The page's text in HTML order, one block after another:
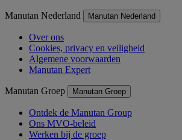
Manutan Nederland Manutan Nederland
Over ons
Cookies, privacy en veiligheid
Algemene voorwaarden
Manutan Expert
Manutan Groep Manutan Groep
Ontdek de Manutan Group
Ons MVO-beleid
Werken bij de groep